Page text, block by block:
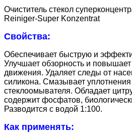
Очиститель стекол
Reiniger-Super Konzentrat
Свойства:
Обеспечивает быструю и
Улучшает обзорность и повышает
движения. Удаляет следы от
силикона. Смазывает уплотнения
стеклоомывателя. Обладает
содержит фосфатов,
Разводится с водой 1:100.
Как применять: